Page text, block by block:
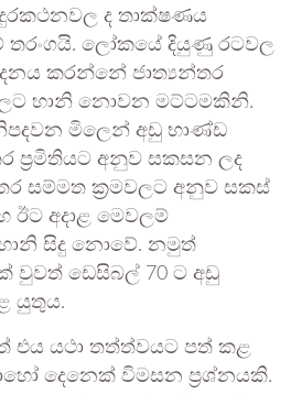
ද තාක්ෂණය
ලෝකයේ දියුණු රටවල
කරන්නේ ජාත්‍යන්තර
හානි නොවන මට්ටමකිනි.
මිලෙන් අඩු භාණ්ඩ
ප්‍රමිතියට අනුව සකසන ලද
සම්මත ක්‍රමවලට අනුව සකස්
ඊට අදාළ මෙවලම්
සිදු නොවේ. නමුත්
වුවත් ඩෙසිබල් 70 ට අඩු
යුතුය.
යථා තත්ත්වයට පත් කළ
දෙනෙක් විමසන ප්‍රශ්නයකි.